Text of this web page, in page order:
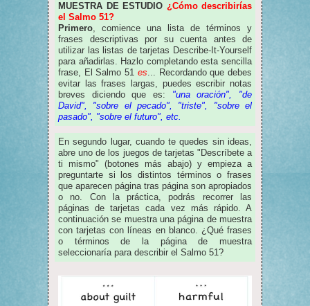
MUESTRA DE ESTUDIO ¿Cómo describirías
el Salmo 51?
‍Primero, comience una lista de términos y
frases descriptivas por su cuenta antes de
utilizar las listas de tarjetas Describe-It-Yourself
para añadirlas. Hazlo completando esta sencilla
frase, El Salmo 51 es... Recordando que debes
evitar las frases largas, puedes escribir notas
breves diciendo que es: "una oración", "de
David", "sobre el pecado", "triste", "sobre el
pasado", "sobre el futuro", etc.
En segundo lugar, cuando te quedes sin ideas,
abre uno de los juegos de tarjetas "Descríbete a
ti mismo" (botones más abajo) y empieza a
preguntarte si los distintos términos o frases
que aparecen página tras página son apropiados
o no. Con la práctica, podrás recorrer las
páginas de tarjetas cada vez más rápido. A
continuación se muestra una página de muestra
con tarjetas con líneas en blanco. ¿Qué frases
o términos de la página de muestra
seleccionaría para describir el Salmo 51?